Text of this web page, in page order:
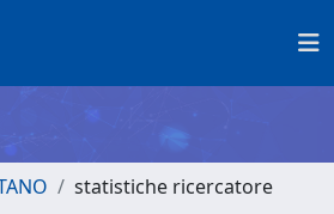
statistiche ricercatore